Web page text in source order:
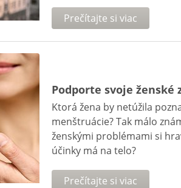
Prečítajte si viac
Podporte svoje
Ktorá žena by netúžila
menštruácie? Tak málo
ženskými problémami si
účinky má na telo?
Prečítajte si viac